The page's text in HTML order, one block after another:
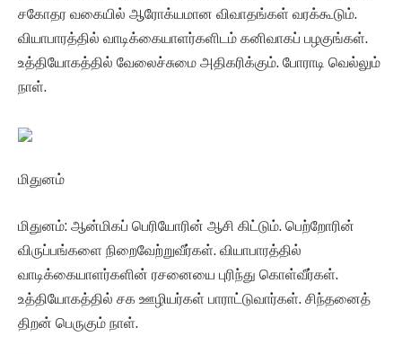
சகோதர வகையில் ஆரோக்யமான விவாதங்கள் வரக்கூடும்.
வியாபாரத்தில் வாடிக்கையாளர்களிடம் கனிவாகப் பழகுங்கள்.
உத்தியோகத்தில் வேலைச்சுமை அதிகரிக்கும். போராடி வெல்லும்
நாள்.
மிதுனம்
மிதுனம்: ஆன்மிகப் பெரியோரின் ஆசி கிட்டும். பெற்றோரின்
விருப்பங்களை நிறைவேற்றுவீர்கள். வியாபாரத்தில்
வாடிக்கையாளர்களின் ரசனையை புரிந்து கொள்வீர்கள்.
உத்தியோகத்தில் சக ஊழியர்கள் பாராட்டுவார்கள். சிந்தனைத்
திறன் பெருகும் நாள்.